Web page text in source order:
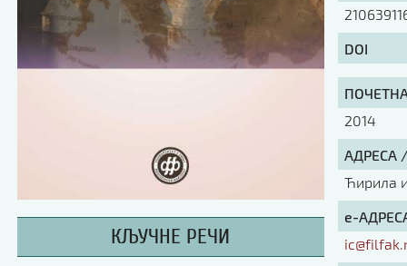
КЉУЧНЕ РЕЧИ
DOI
2014
АДРЕСА /
Ћирила
е-